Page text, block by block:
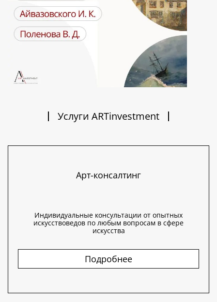
Услуги ARTinvestment
Арт-консалтинг
Индивидуальные консультации от опытных
искусствоведов по любым вопросам в сфере
искусства
Подробнее